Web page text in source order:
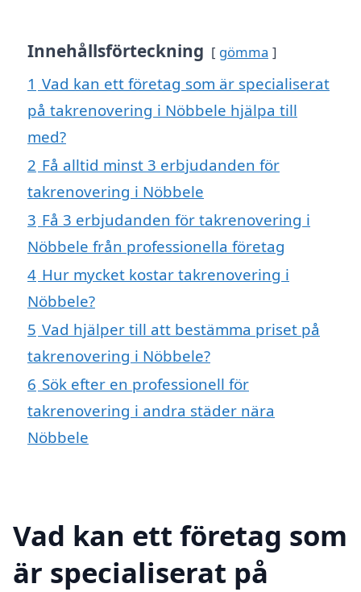
Innehållsförteckning gömma
1 Vad kan ett företag som är specialiserat
på takrenovering i Nöbbele hjälpa till
med?
2 Få alltid minst 3 erbjudanden för
takrenovering i Nöbbele
3 Få 3 erbjudanden för takrenovering i
Nöbbele från professionella företag
4 Hur mycket kostar takrenovering i
Nöbbele?
5 Vad hjälper till att bestämma priset på
takrenovering i Nöbbele?
6 Sök efter en professionell för
takrenovering i andra städer nära
Nöbbele
Vad kan ett företag som
är specialiserat på